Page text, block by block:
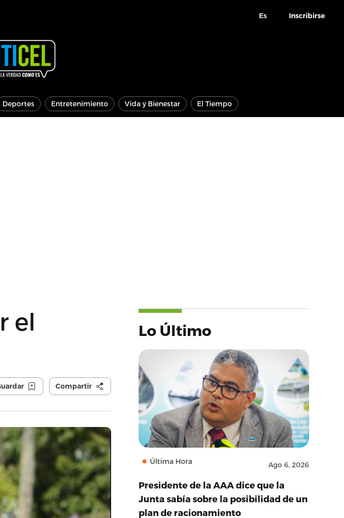
Es Inscribirse
Deportes Entretenimiento Vida y Bienestar El Tiempo
el
Compartir
Lo Último
Última Hora Ago 6, 2026
Presidente de la AAA dice que la
Junta sabía sobre la posibilidad de un
plan de racionamiento